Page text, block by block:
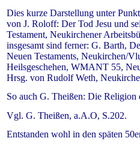
Dies kurze Darstellung unter
von J. Roloff: Der Tod Jesu und
Testament, Neukirchener
insgesamt sind ferner: G. Barth,
Neuen Testaments, Neukirchen/
Heilsgeschehen, WMANT 55,
Hrsg. von Rudolf Weth,
So auch G. Theißen: Die Religion
Vgl. G. Theißen, a.A.O, S.202.
Entstanden wohl in den späten